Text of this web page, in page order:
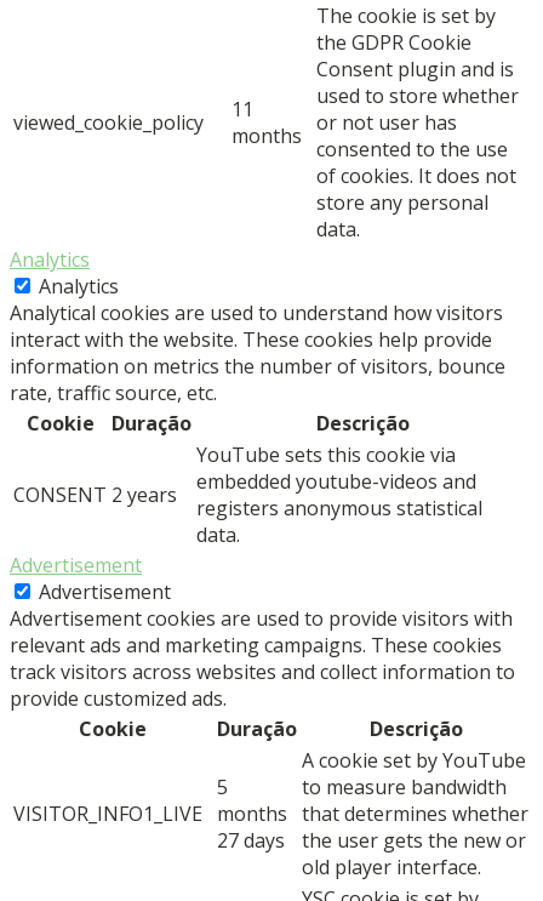
viewed_cookie_policy
11
months
The cookie is set by
the GDPR Cookie
Consent plugin and is
used to store whether
or not user has
consented to the use
of cookies. It does not
store any personal
data.
Analytics
Analytics
Analytical cookies are used to understand how visitors
interact with the website. These cookies help provide
information on metrics the number of visitors, bounce
rate, traffic source, etc.
Cookie
Duração Descrição
CONSENT 2 years
YouTube sets this cookie via
embedded youtube-videos and
registers anonymous statistical
data.
Advertisement
Advertisement
Advertisement cookies are used to provide visitors with
relevant ads and marketing campaigns. These cookies
track visitors across websites and collect information to
provide customized ads.
Cookie
Duração Descrição
VISITOR_INFO1_LIVE
5
months
27 days
A cookie set by YouTube
to measure bandwidth
that determines whether
the user gets the new or
old player interface.